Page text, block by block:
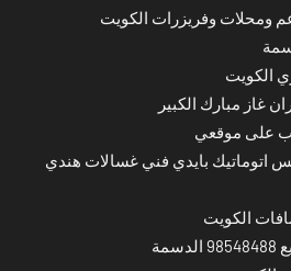
ومحلات وفريزرات الكويت
الكويت
غاز مبارك الكبير
على موقعي
اتوماتيك بايدي فني غسالات هندي
الكويت